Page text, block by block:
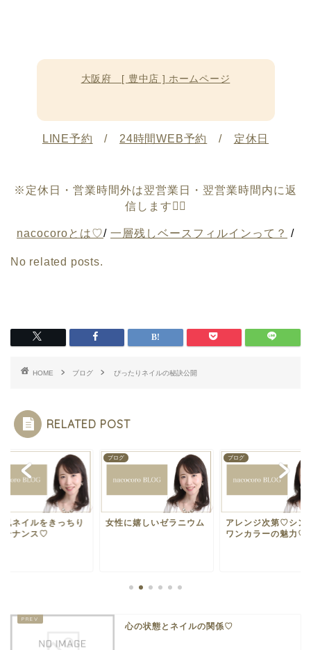
大阪府 [ 豊中店 ] ホームページ
LINE予約 / 24時間WEB予約 / 定休日
※定休日・営業時間外は翌営業日・翌営業時間内に返
信します🙇‍♀️
nacocoroとは♡/ 一層残しベースフィルインって？ /
No related posts.
HOME ブログ ぴったりネイルの秘訣公開
RELATED POST
風ネイルをきっちり
テナンス♡
ブログ
女性に嬉しいゼラニウム
ブログ
アレンジ次第♡シン
ワンカラーの魅力♡
心の状態とネイルの関係♡